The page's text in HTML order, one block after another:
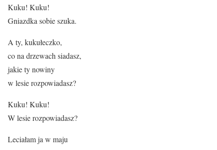
Kuku! Kuku!
Gniazdka sobie szuka.
A ty, kukułeczko,
co na drzewach siadasz,
jakie ty nowiny
w lesie rozpowiadasz?
Kuku! Kuku!
W lesie rozpowiadasz?
Leciałam ja w maju